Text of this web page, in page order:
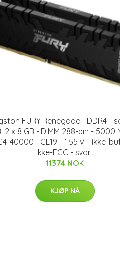
FURY Renegade - DDR4 -
2 x 8 GB - DIMM 288-pin - 5000
40000 - CL19 - 1.55 V - ikke-
ikke-ECC - svart
11374 NOK
KJØP NÅ